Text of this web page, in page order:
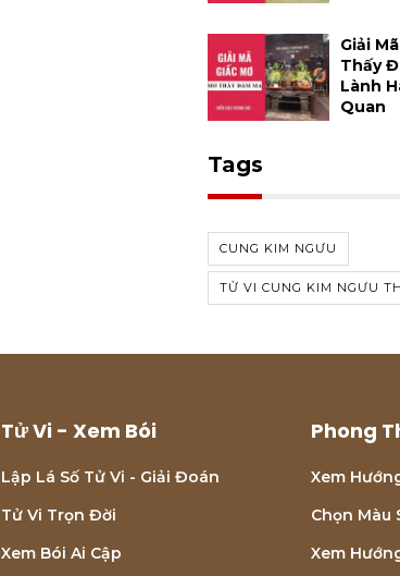
Giải
Thấy
Lành
Quan
Tags
CUNG KIM NGƯU
TỬ VI CUNG KIM NGƯU
Tử Vi - Xem Bói
Lập Lá Số Tử Vi - Giải Đoán
Tử Vi Trọn Đời
Xem Bói Ai Cập
Phong
Xem
Chọn Màu
Xem